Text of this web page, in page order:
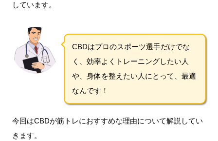
しています。
CBDはプロのスポーツ選手だけでな
く、効率よくトレーニングしたい人
や、身体を整えたい人にとって、最適
なんです！
今回はCBDが筋トレにおすすめな理由について解説してい
きます。